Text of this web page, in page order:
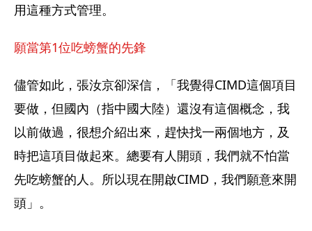
用這種方式管理。
願當第1位吃螃蟹的先鋒
儘管如此，張汝京卻深信，「我覺得CIMD這個項目
要做，但國內（指中國大陸）還沒有這個概念，我
以前做過，很想介紹出來，趕快找一兩個地方，及
時把這項目做起來。總要有人開頭，我們就不怕當
先吃螃蟹的人。所以現在開啟CIMD，我們願意來開
頭」。